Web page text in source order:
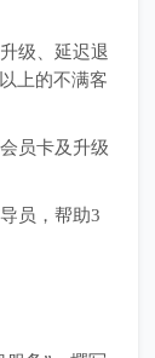
级、延迟退
上的不满客
员卡及升级
员，帮助3